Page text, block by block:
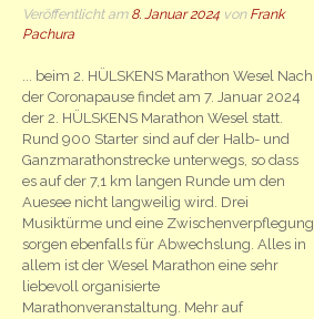
Veröffentlicht am 8. Januar 2024 von Frank
Pachura
... beim 2. HÜLSKENS Marathon Wesel Nach
der Coronapause findet am 7. Januar 2024
der 2. HÜLSKENS Marathon Wesel statt.
Rund 900 Starter sind auf der Halb- und
Ganzmarathonstrecke unterwegs, so dass
es auf der 7,1 km langen Runde um den
Auesee nicht langweilig wird. Drei
Musiktürme und eine Zwischenverpflegung
sorgen ebenfalls für Abwechslung. Alles in
allem ist der Wesel Marathon eine sehr
liebevoll organisierte
Marathonveranstaltung. Mehr auf